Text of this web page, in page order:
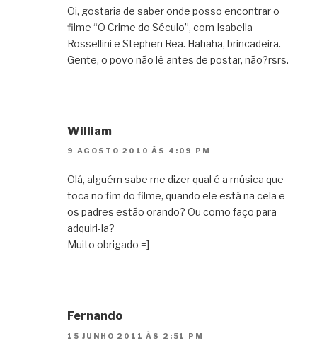
Oi, gostaria de saber onde posso encontrar o
filme “O Crime do Século”, com Isabella
Rossellini e Stephen Rea. Hahaha, brincadeira.
Gente, o povo não lê antes de postar, não?rsrs.
William
9 AGOSTO 2010 ÀS 4:09 PM
Olá, alguém sabe me dizer qual é a música que
toca no fim do filme, quando ele está na cela e
os padres estão orando? Ou como faço para
adquiri-la?
Muito obrigado =]
Fernando
15 JUNHO 2011 ÀS 2:51 PM